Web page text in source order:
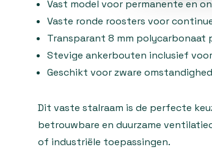
Vast model voor permanente en
Vaste ronde roosters voor
Transparant 8 mm polycarbonaat
Stevige ankerbouten inclusief
Geschikt voor zware
Dit vaste stalraam is de perfecte
betrouwbare en duurzame
of industriële toepassingen.